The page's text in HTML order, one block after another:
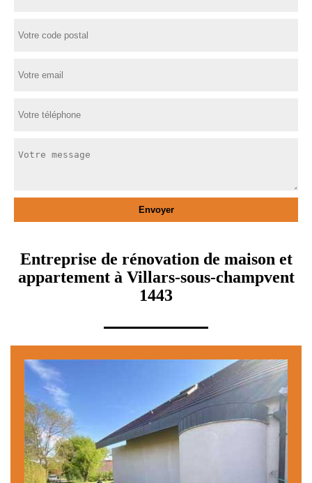
Entreprise de rénovation de maison et
appartement à Villars-sous-champvent
1443